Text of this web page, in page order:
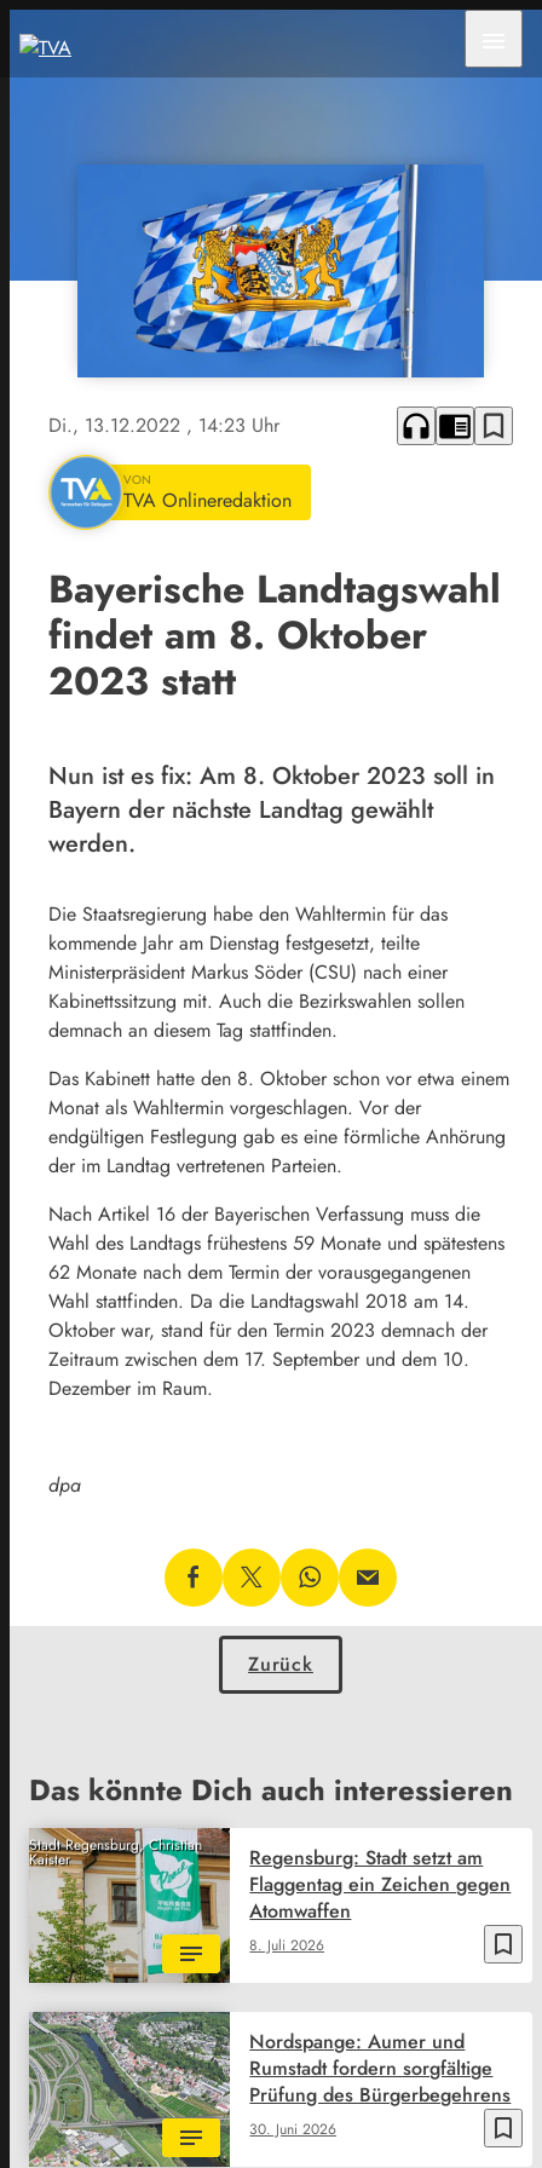
Di., 13.12.2022 , 14:23 Uhr headphones chrome_reader_mode bookmark_border
VON
TVA Onlineredaktion
Bayerische Landtagswahl
findet am 8. Oktober
2023 statt
Nun ist es fix: Am 8. Oktober 2023 soll in
Bayern der nächste Landtag gewählt
werden.
Die Staatsregierung habe den Wahltermin für das
kommende Jahr am Dienstag festgesetzt, teilte
Ministerpräsident Markus Söder (CSU) nach einer
Kabinettssitzung mit. Auch die Bezirkswahlen sollen
demnach an diesem Tag stattfinden.
Das Kabinett hatte den 8. Oktober schon vor etwa einem
Monat als Wahltermin vorgeschlagen. Vor der
endgültigen Festlegung gab es eine förmliche Anhörung
der im Landtag vertretenen Parteien.
Nach Artikel 16 der Bayerischen Verfassung muss die
Wahl des Landtags frühestens 59 Monate und spätestens
62 Monate nach dem Termin der vorausgegangenen
Wahl stattfinden. Da die Landtagswahl 2018 am 14.
Oktober war, stand für den Termin 2023 demnach der
Zeitraum zwischen dem 17. September und dem 10.
Dezember im Raum.
dpa
Zurück
Das könnte Dich auch interessieren
Stadt Regensburg, Christian
Kaister
bookmark_border
8. Juli 2026
Regensburg: Stadt setzt am
Flaggentag ein Zeichen gegen
Atomwaffen
bookmark_border
30. Juni 2026
Nordspange: Aumer und
Rumstadt fordern sorgfältige
Prüfung des Bürgerbegehrens